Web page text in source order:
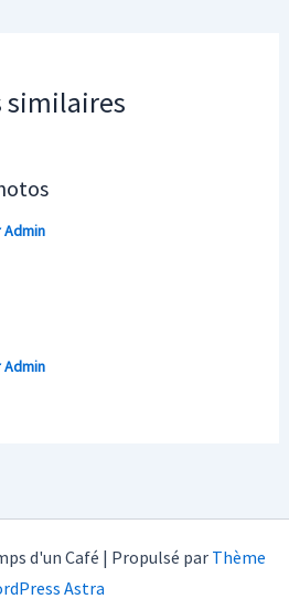
similaires
Admin
Admin
d'un Café | Propulsé par Thème
Astra